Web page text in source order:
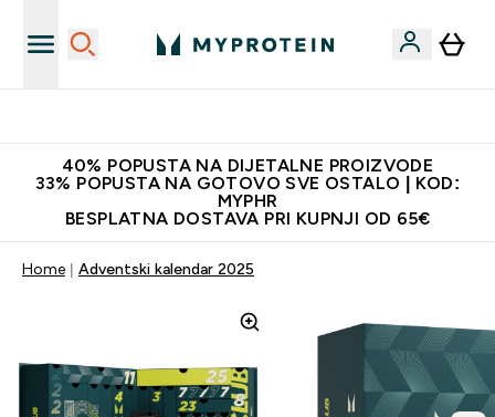
40% POPUSTA NA DIJETALNE PROIZVODE
33% POPUSTA NA GOTOVO SVE OSTALO | KOD:
MYPHR
BESPLATNA DOSTAVA PRI KUPNJI OD 65€
Home Adventski kalendar 2025